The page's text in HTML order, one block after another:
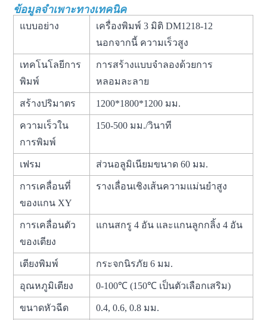
ข้อมูลจำเพาะทางเทคนิค
แบบอย่าง
เครื่องพิมพ์ 3 มิติ DM1218-12
นอกจากนี้ ความเร็วสูง
เทคโนโลยีการ
พิมพ์
การสร้างแบบจำลองด้วยการ
หลอมละลาย
สร้างปริมาตร 1200*1800*1200 มม.
ความเร็วใน
การพิมพ์
150-500 มม./วินาที
เฟรม ส่วนอลูมิเนียมขนาด 60 มม.
การเคลื่อนที่
ของแกน XY
รางเลื่อนเชิงเส้นความแม่นยำสูง
การเคลื่อนตัว
ของเตียง
แกนสกรู 4 อัน และแกนลูกกลิ้ง 4 อัน
เตียงพิมพ์ กระจกนิรภัย 6 มม.
อุณหภูมิเตียง 0-100℃ (150℃ เป็นตัวเลือกเสริม)
ขนาดหัวฉีด 0.4, 0.6, 0.8 มม.